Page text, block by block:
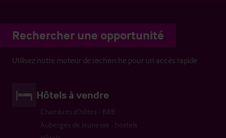
Rechercher une opportunité
Utilisez notre moteur de recherche pour un accès rapide
Hôtels à vendre
Chambres d’hôtes - B&B
Auberges de jeunesse - hostels